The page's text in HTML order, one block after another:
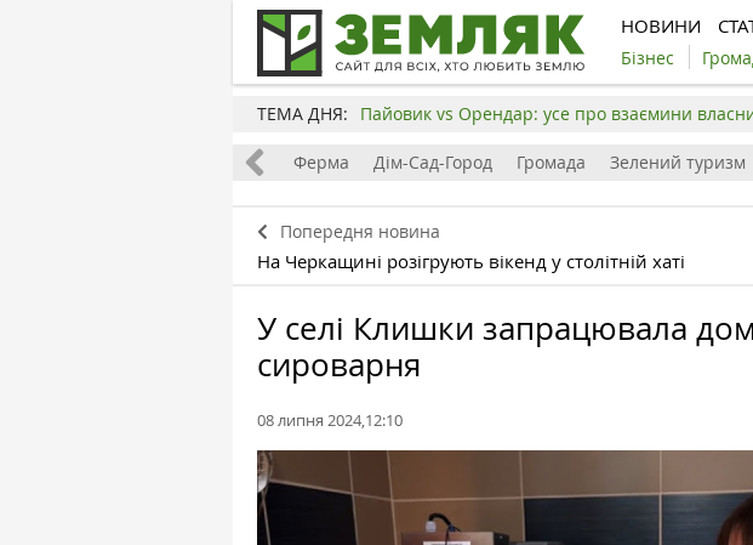
НОВИНИ
Бізнес
ТЕМА ДНЯ: Пайовик vs Орендар: усе про взаємини
Бізнес Ферма Дім-Сад-Город Громада Зелений туризм
Попередня новина
На Черкащині розігрують вікенд у столітній хаті
У селі Клишки запрацювала
сироварня
08 липня 2024,12:10